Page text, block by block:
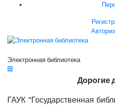
Электронная библиотека
Дорогие
ГАУК "Государственная